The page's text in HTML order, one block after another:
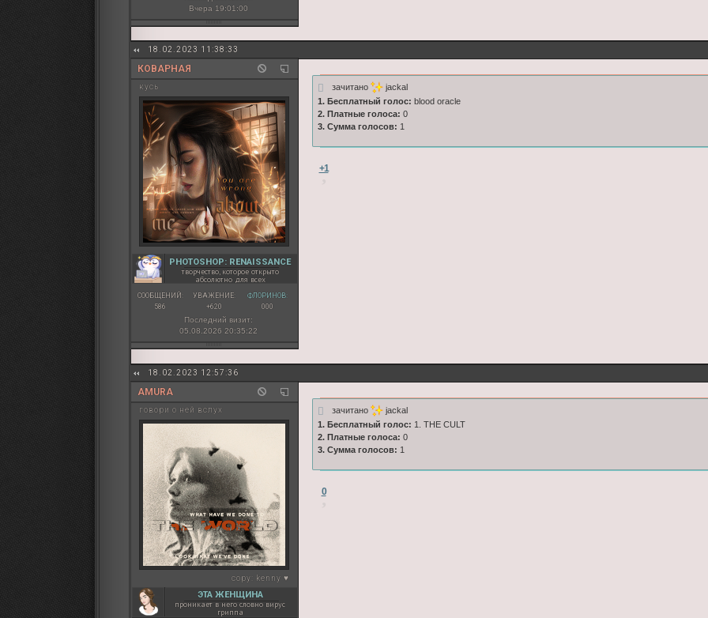
Вчера 19:01:00
18.02.2023 11:38:33
КОВАРНАЯ
кусь
PHOTOSHOP: RENAISSANCE
творчество, которое открыто
абсолютно для всех
СООБЩЕНИЙ:
586
УВАЖЕНИЕ:
+620
ФЛОРИНОВ:
000
Последний визит:
05.08.2026 20:35:22
зачитано
jackal
1. Бесплатный голос: blood oracle
2. Платные голоса: 0
3. Сумма голосов: 1
+1
18.02.2023 12:57:36
AMURA
говори о ней вслух
copy: kenny ♥
ЭТА ЖЕНЩИНА
проникает в него словно вирус
гриппа
зачитано
jackal
1. Бесплатный голос: 1. THE CULT
2. Платные голоса: 0
3. Сумма голосов: 1
0